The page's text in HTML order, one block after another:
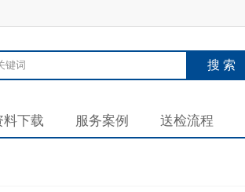
料下载 服务案例 送检流程